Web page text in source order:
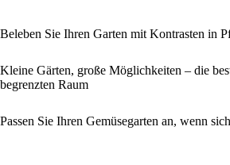
Beleben Sie Ihren Garten mit Kontrasten in
Kleine Gärten, große Möglichkeiten – die
begrenzten Raum
Passen Sie Ihren Gemüsegarten an, wenn